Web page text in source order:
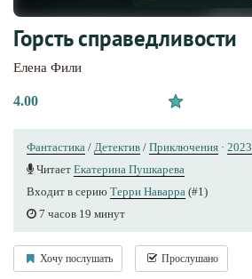
Горсть справедливости
Елена Фили
4.00
Фантастика / Детектив / Приключения · 2023
Читает Екатерина Пушкарева
Входит в серию Терри Наварра (#1)
7 часов 19 минут
Хочу послушать Прослушано